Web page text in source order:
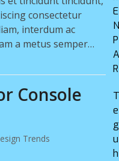
consectetur
interdum ac
a metus semper…
Console
Trends
E
P
R
e
g
u
h